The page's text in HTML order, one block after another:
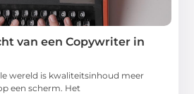
van een Copywriter in
wereld is kwaliteitsinhoud meer
een scherm. Het